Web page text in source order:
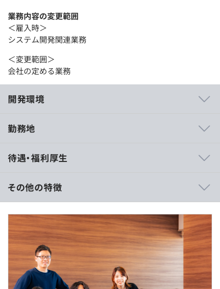
業務内容の変更範囲
＜雇入時＞
システム開発関連業務
＜変更範囲＞
会社の定める業務
開発環境
当社は、日本で15年以上にわたりFXやCFDといった金融
ーで構成されています。
長年の経験と実績により、FX業界のシステム分野で確固
たる地位を築いています。
働きやすい環境づくりに力を入れており、離職率は
5.1%（2023年度）と低く、腰を据えてキャリアを積んで
いただけます。
勤務地
待遇・福利厚生
■想定年収：900万円～1,500万円
■給与体系：月給制
■月給：640,000円～1,070,000円
※固定残業代制度なし／残業代は別途支給いたします。
※役職についたら残業代はありません。
その他の特徴